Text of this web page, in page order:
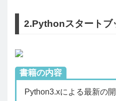
2.Pythonスタートブ
書籍の内容
Python3.xによる最新の